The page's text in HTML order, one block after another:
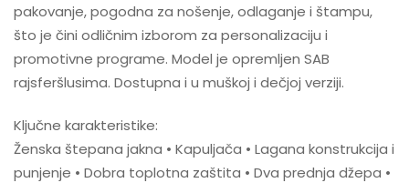
pakovanje, pogodna za nošenje, odlaganje i štampu,
što je čini odličnim izborom za personalizaciju i
promotivne programe. Model je opremljen SAB
rajsferšlusima. Dostupna i u muškoj i dečjoj verziji.
Ključne karakteristike:
Ženska štepana jakna • Kapuljača • Lagana konstrukcija i
punjenje • Dobra toplotna zaštita • Dva prednja džepa •